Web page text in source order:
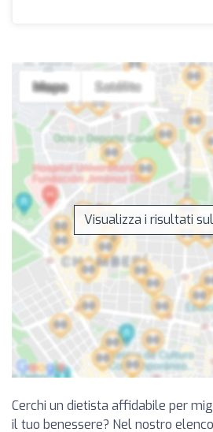
Visualizza i risultati
Cerchi un dietista affidabile per
il tuo benessere? Nel nostro